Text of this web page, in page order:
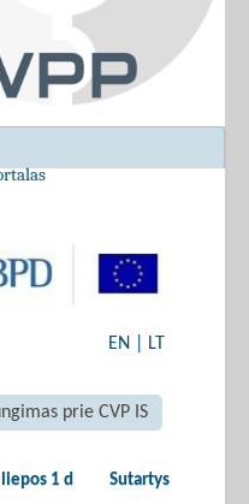
EN LT
prie CVP IS
1 d Sutartys